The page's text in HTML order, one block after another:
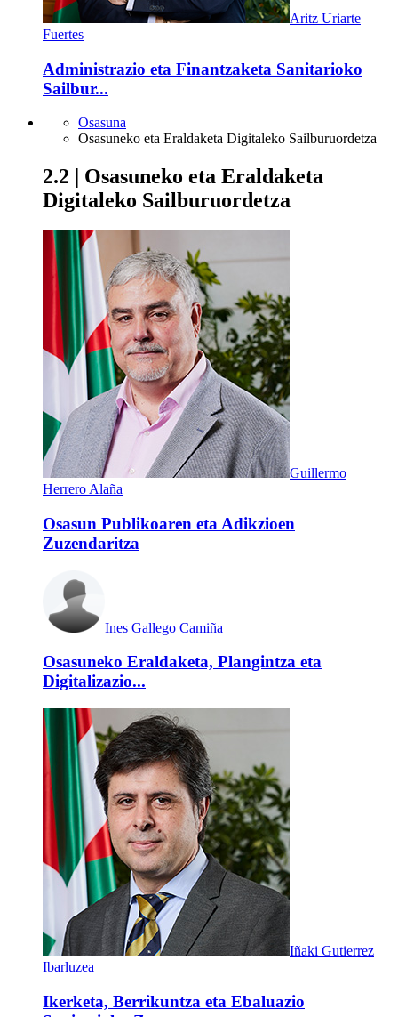
Aritz Uriarte
Fuertes
Administrazio eta Finantzaketa Sanitarioko
Sailbur...
Osasuna
Osasuneko eta Eraldaketa Digitaleko Sailburuordetza
2.2 | Osasuneko eta Eraldaketa
Digitaleko Sailburuordetza
Guillermo
Herrero Alaña
Osasun Publikoaren eta Adikzioen
Zuzendaritza
Ines Gallego Camiña
Osasuneko Eraldaketa, Plangintza eta
Digitalizazio...
Iñaki Gutierrez
Ibarluzea
Ikerketa, Berrikuntza eta Ebaluazio